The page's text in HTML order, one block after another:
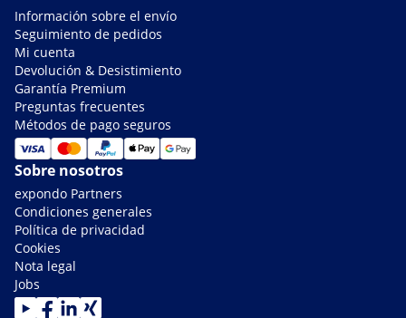
Información sobre el envío
Seguimiento de pedidos
Mi cuenta
Devolución & Desistimiento
Garantía Premium
Preguntas frecuentes
Métodos de pago seguros
Sobre nosotros
expondo Partners
Condiciones generales
Política de privacidad
Cookies
Nota legal
Jobs